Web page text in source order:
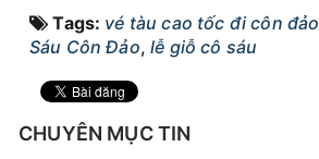
Tags: vé tàu cao tốc đi côn đảo
Sáu Côn Đảo,lễ giỗ cô sáu
CHUYÊN MỤC TIN